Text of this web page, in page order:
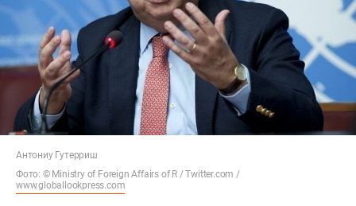
Антониу Гутерриш
Фото: © Ministry of Foreign Affairs of R / Twitter.com /
www.globallookpress.com